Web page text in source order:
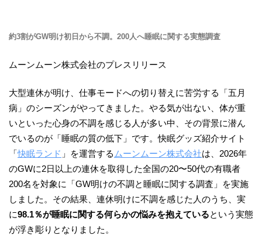
約3割がGW明け初日から不調。200人へ睡眠に関する実態調査
ムーンムーン株式会社のプレスリリース
大型連休が明け、仕事モードへの切り替えに苦労する「五月
病」のシーズンがやってきました。やる気が出ない、体が重
いといった心身の不調を感じる人が多い中、その背景に潜ん
でいるのが「睡眠の質の低下」です。快眠グッズ紹介サイト
「快眠ランド 」を運営する ムーンムーン株式会社は、2026年
のGWに2日以上の連休を取得した全国の20〜50代の有職者
200名を対象に「GW明けの不調と睡眠に関する調査」を実施
しました。その結果、連休明けに不調を感じた人のうち、実
に98.1％が睡眠に関する何らかの悩みを抱えているという実態
が浮き彫りとなりました。